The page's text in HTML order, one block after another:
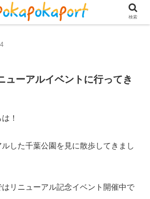
ューアルイベントに行ってき
！
した千葉公園を見に散歩してきまし
リニューアル記念イベント開催中で
検索